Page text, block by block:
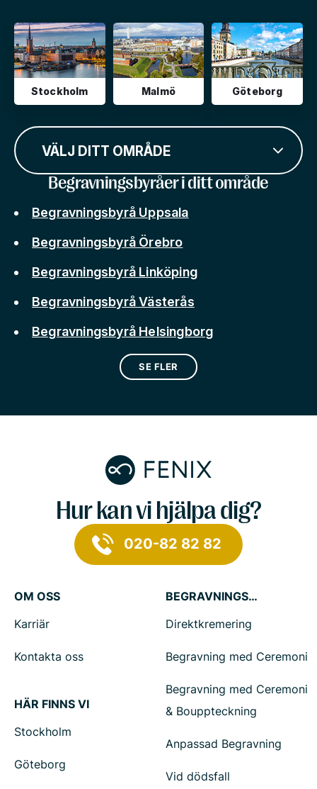
Stockholm Malmö Göteborg
VÄLJ DITT OMRÅDE
Begravningsbyråer i ditt område
Begravningsbyrå Uppsala
Begravningsbyrå Örebro
Begravningsbyrå Linköping
Begravningsbyrå Västerås
Begravningsbyrå Helsingborg
SE FLER
Hur kan vi hjälpa dig?
020-82 82 82
OM OSS
Karriär
Kontakta oss
HÄR FINNS VI
Stockholm
Göteborg
BEGRAVNINGSTJÄNSTER
Direktkremering
Begravning med Ceremoni
Begravning med Ceremoni
& Bouppteckning
Anpassad Begravning
Vid dödsfall